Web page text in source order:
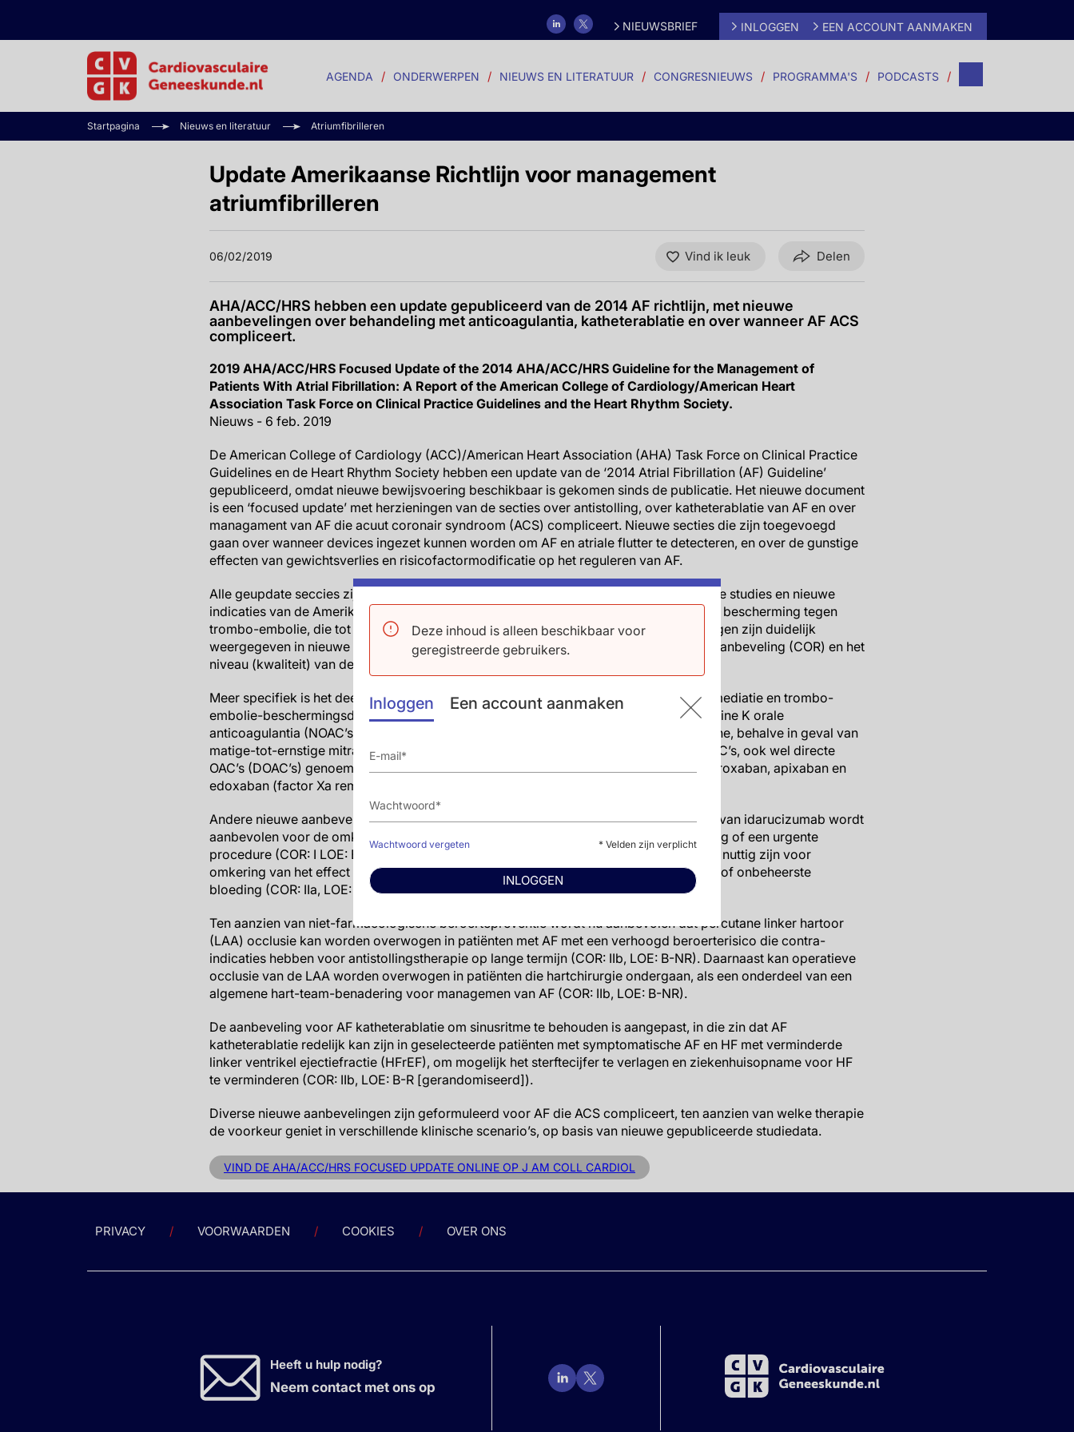
Deze inhoud is alleen beschikbaar voor
geregistreerde gebruikers.
Inloggen Een account aanmaken
Wachtwoord vergeten * Velden zijn verplicht
INLOGGEN
NIEUWSBRIEF INLOGGEN EEN ACCOUNT AANMAKEN
AGENDA ONDERWERPEN NIEUWS EN LITERATUUR CONGRESNIEUWS PROGRAMMA'S PODCASTS
Startpagina Nieuws en literatuur Atriumfibrilleren
Update Amerikaanse Richtlijn voor management
atriumfibrilleren
06/02/2019 Vind ik leuk Delen
AHA/ACC/HRS hebben een update gepubliceerd van de 2014 AF richtlijn, met nieuwe
aanbevelingen over behandeling met anticoagulantia, katheterablatie en over wanneer AF ACS
compliceert.
2019 AHA/ACC/HRS Focused Update of the 2014 AHA/ACC/HRS Guideline for the Management of
Patients With Atrial Fibrillation: A Report of the American College of Cardiology/American Heart
Association Task Force on Clinical Practice Guidelines and the Heart Rhythm Society.
Nieuws - 6 feb. 2019
De American College of Cardiology (ACC)/American Heart Association (AHA) Task Force on Clinical Practice
Guidelines en de Heart Rhythm Society hebben een update van de ‘2014 Atrial Fibrillation (AF) Guideline’
gepubliceerd, omdat nieuwe bewijsvoering beschikbaar is gekomen sinds de publicatie. Het nieuwe document
is een ‘focused update’ met herzieningen van de secties over antistolling, over katheterablatie van AF en over
managament van AF die acuut coronair syndroom (ACS) compliceert. Nieuwe secties die zijn toegevoegd
gaan over wanneer devices ingezet kunnen worden om AF en atriale flutter te detecteren, en over de gunstige
effecten van gewichtsverlies en risicofactormodificatie op het reguleren van AF.
Alle geupdate seccies zijn gebaseerd op nieuw beschikbaar gekomen data uit klinische studies en nieuwe
indicaties van de Amerikaanse Food and Drug Administration (FDA) over devices voor bescherming tegen
trombo-embolie, die tot aan augustus 2018 zijn gepubliceerd. Aangepaste aanbevelingen zijn duidelijk
weergegeven in nieuwe tabellen, samen met de bijbehorende klasse (sterkte) van de aanbeveling (COR) en het
niveau (kwaliteit) van de evidence (LOE).
Meer specifiek is het deel over antistolling geupdate om de goedkeuring van nieuwe mediatie en trombo-
embolie-beschermingsdevices te weerspiegelen. Een nieuw advies stelt dat niet-vitamine K orale
anticoagulantia (NOAC’s) worden aanbevolen boven de vitamine K-antagonist warfarine, behalve in geval van
matige-tot-ernstige mitraalstenose of een mechanische hartklep (COR: I, LOE: A). NOAC’s, ook wel directe
OAC’s (DOAC’s) genoemd, omvatten dabigatran (een directe trombineremmer) en rivaroxaban, apixaban en
edoxaban (factor Xa remmers).
Andere nieuwe aanbevelingen betreffen omkering van het effect van NOAC’s. Gebruik van idarucizumab wordt
aanbevolen voor de omkering van dabigatran in geval van levensbedreigende bloeding of een urgente
procedure (COR: I LOE: B-NR [niet-gerandomiseerd]). Gebruik van andexanet alfa kan nuttig zijn voor
omkering van het effect van rivaroxaban en apixaban in geval van levensbedreigende of onbeheerste
bloeding (COR: IIa, LOE: B-NR).
Ten aanzien van niet-farmacologische beroertepreventie wordt nu aanbevolen dat percutane linker hartoor
(LAA) occlusie kan worden overwogen in patiënten met AF met een verhoogd beroerterisico die contra-
indicaties hebben voor antistollingstherapie op lange termijn (COR: IIb, LOE: B-NR). Daarnaast kan operatieve
occlusie van de LAA worden overwogen in patiënten die hartchirurgie ondergaan, als een onderdeel van een
algemene hart-team-benadering voor managemen van AF (COR: IIb, LOE: B-NR).
De aanbeveling voor AF katheterablatie om sinusritme te behouden is aangepast, in die zin dat AF
katheterablatie redelijk kan zijn in geselecteerde patiënten met symptomatische AF en HF met verminderde
linker ventrikel ejectiefractie (HFrEF), om mogelijk het sterftecijfer te verlagen en ziekenhuisopname voor HF
te verminderen (COR: IIb, LOE: B-R [gerandomiseerd]).
Diverse nieuwe aanbevelingen zijn geformuleerd voor AF die ACS compliceert, ten aanzien van welke therapie
de voorkeur geniet in verschillende klinische scenario’s, op basis van nieuwe gepubliceerde studiedata.
VIND DE AHA/ACC/HRS FOCUSED UPDATE ONLINE OP J AM COLL CARDIOL
PRIVACY VOORWAARDEN COOKIES OVER ONS
Heeft u hulp nodig?
Neem contact met ons op